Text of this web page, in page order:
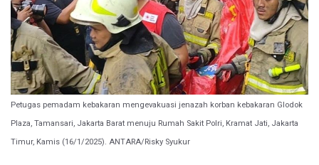
Petugas pemadam kebakaran mengevakuasi jenazah korban kebakaran Glodok
Plaza, Tamansari, Jakarta Barat menuju Rumah Sakit Polri, Kramat Jati, Jakarta
Timur, Kamis (16/1/2025). ANTARA/Risky Syukur